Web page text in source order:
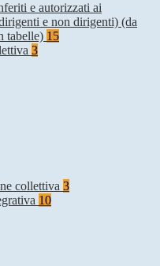
e autorizzati ai
e non dirigenti) (da
tabelle) 15
3
collettiva 3
10